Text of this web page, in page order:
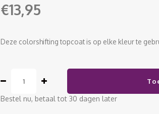
€13,95
Deze colorshifting topcoat is op elke kleur te
Bestel nu, betaal tot 30 dagen later